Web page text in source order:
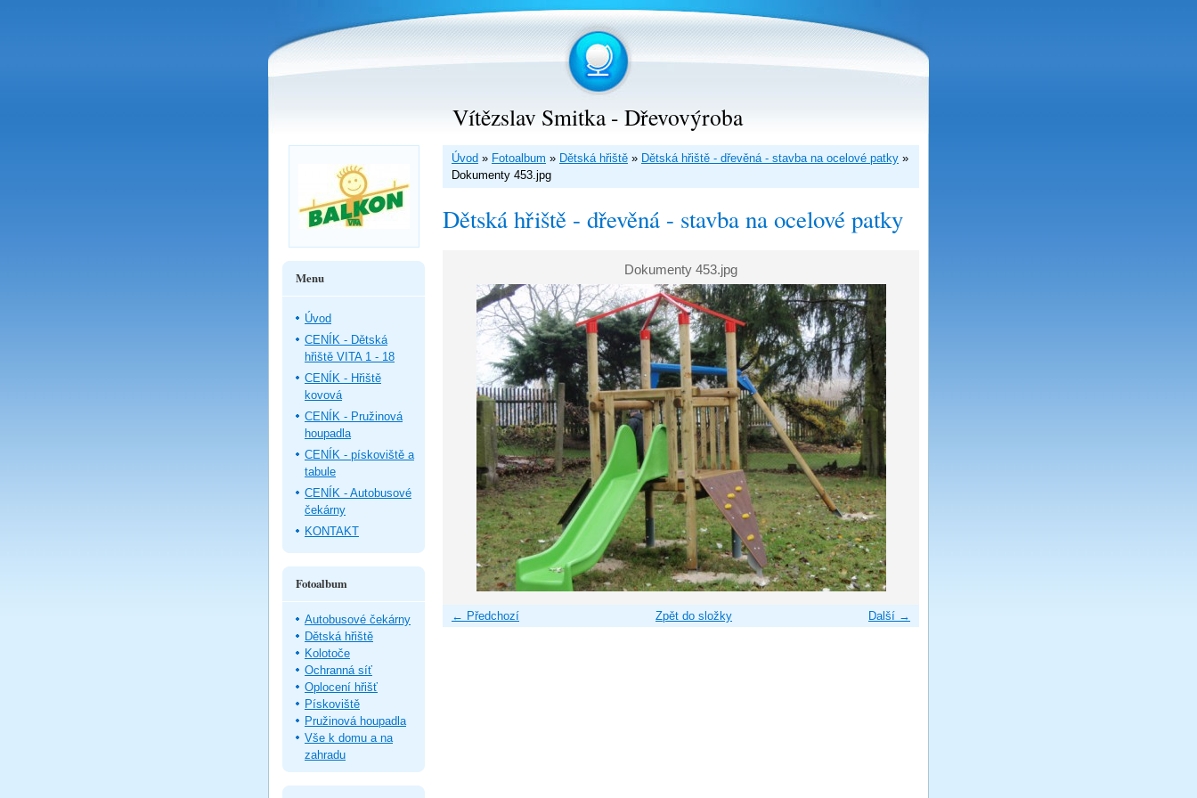
Vítězslav Smitka - Dřevovýroba
Úvod » Fotoalbum » Dětská hřiště » Dětská hřiště - dřevěná - stavba na ocelové patky »
Dokumenty 453.jpg
Dětská hřiště - dřevěná - stavba na ocelové patky
Dokumenty 453.jpg
← Předchozí Další →
Zpět do složky
Menu
Úvod
CENÍK - Dětská
hřiště VITA 1 - 18
CENÍK - Hřiště
kovová
CENÍK - Pružinová
houpadla
CENÍK - pískoviště a
tabule
CENÍK - Autobusové
čekárny
KONTAKT
Fotoalbum
Autobusové čekárny
Dětská hřiště
Kolotoče
Ochranná síť
Oplocení hřišť
Pískoviště
Pružinová houpadla
Vše k domu a na
zahradu